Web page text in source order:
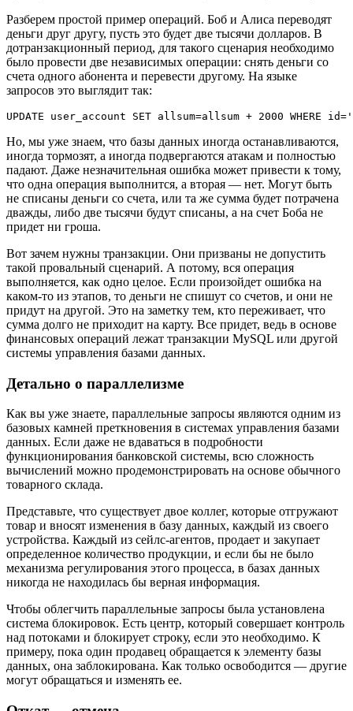
Разберем простой пример операций. Боб и Алиса переводят
деньги друг другу, пусть это будет две тысячи долларов. В
дотранзакционный период, для такого сценария необходимо
было провести две независимых операции: снять деньги со
счета одного абонента и перевести другому. На языке
запросов это выглядит так:
UPDATE user_account SET allsum=allsum + 2000 WHERE
Но, мы уже знаем, что базы данных иногда останавливаются,
иногда тормозят, а иногда подвергаются атакам и полностью
падают. Даже незначительная ошибка может привести к тому,
что одна операция выполнится, а вторая — нет. Могут быть
не списаны деньги со счета, или та же сумма будет потрачена
дважды, либо две тысячи будут списаны, а на счет Боба не
придет ни гроша.
Вот зачем нужны транзакции. Они призваны не допустить
такой провальный сценарий. А потому, вся операция
выполняется, как одно целое. Если произойдет ошибка на
каком-то из этапов, то деньги не спишут со счетов, и они не
придут на другой. Это на заметку тем, кто переживает, что
сумма долго не приходит на карту. Все придет, ведь в основе
финансовых операций лежат транзакции MySQL или другой
системы управления базами данных.
Детально о параллелизме
Как вы уже знаете, параллельные запросы являются одним из
базовых камней преткновения в системах управления базами
данных. Если даже не вдаваться в подробности
функционирования банковской системы, всю сложность
вычислений можно продемонстрировать на основе обычного
товарного склада.
Представьте, что существует двое коллег, которые отгружают
товар и вносят изменения в базу данных, каждый из своего
устройства. Каждый из сейлс-агентов, продает и закупает
определенное количество продукции, и если бы не было
механизма регулирования этого процесса, в базах данных
никогда не находилась бы верная информация.
Чтобы облегчить параллельные запросы была установлена
система блокировок. Есть центр, который совершает контроль
над потоками и блокирует строку, если это необходимо. К
примеру, пока один продавец обращается к элементу базы
данных, она заблокирована. Как только освободится — другие
могут обращаться и изменять ее.